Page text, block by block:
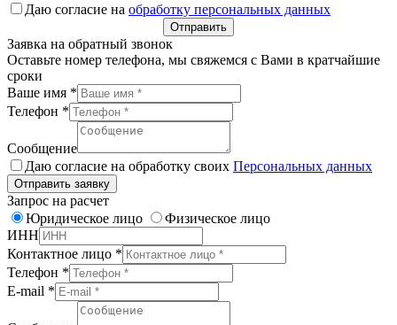
Даю согласие на обработку персональных данных
Отправить
Заявка на обратный звонок
Оставьте номер телефона, мы свяжемся с Вами в кратчайшие
сроки
Ваше имя *
Телефон *
Сообщение
Даю согласие на обработку своих Персональных данных
Отправить заявку
Запрос на расчет
Юридическое лицо
Физическое лицо
ИНН
Контактное лицо *
Телефон *
E-mail *